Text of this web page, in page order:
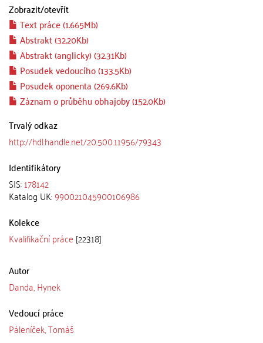
Zobrazit/otevřít
Text práce (1.665Mb)
Abstrakt (32.20Kb)
Abstrakt (anglicky) (32.31Kb)
Posudek vedoucího (133.5Kb)
Posudek oponenta (269.6Kb)
Záznam o průběhu obhajoby (152.0Kb)
Trvalý odkaz
http://hdl.handle.net/20.500.11956/79343
Identifikátory
SIS:178142
Katalog UK:990021045900106986
Kolekce
Kvalifikační práce [22318]
Autor
Danda, Hynek
Vedoucí práce
Páleníček, Tomáš